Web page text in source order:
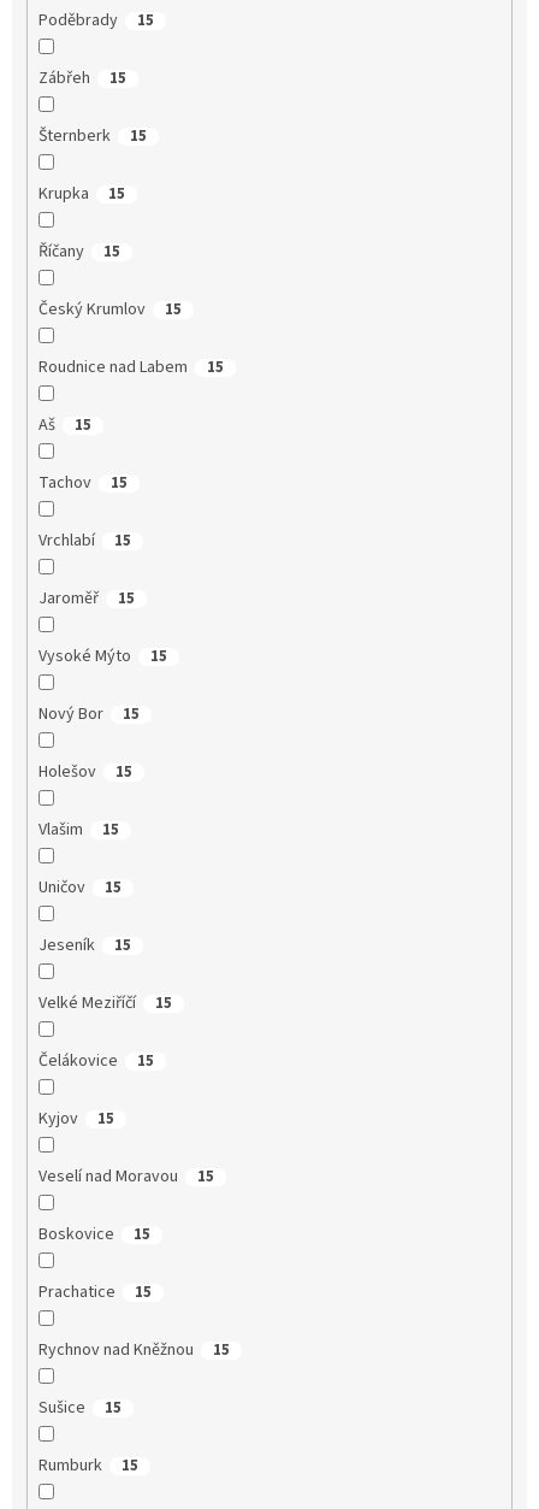
Poděbrady 15
Zábřeh 15
Šternberk 15
Krupka 15
Říčany 15
Český Krumlov 15
Roudnice nad Labem 15
Aš 15
Tachov 15
Vrchlabí 15
Jaroměř 15
Vysoké Mýto 15
Nový Bor 15
Holešov 15
Vlašim 15
Uničov 15
Jeseník 15
Velké Meziříčí 15
Čelákovice 15
Kyjov 15
Veselí nad Moravou 15
Boskovice 15
Prachatice 15
Rychnov nad Kněžnou 15
Sušice 15
Rumburk 15